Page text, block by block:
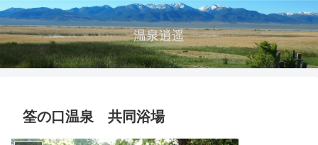
温泉逍遥
筌の口温泉 共同浴場